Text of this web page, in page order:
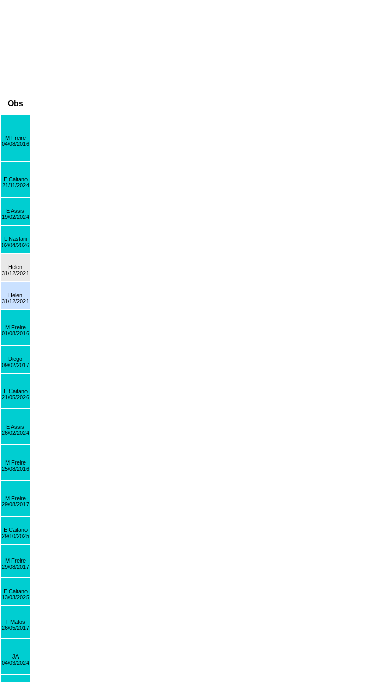
Obs
M Freire
04/08/2016
E Caitano
21/11/2024
E Assis
19/02/2024
L Nastari
02/04/2026
Helen
31/12/2021
Helen
31/12/2021
M Freire
01/08/2016
Diego
09/02/2017
E Caitano
21/05/2026
E Assis
26/02/2024
M Freire
25/08/2016
M Freire
29/08/2017
E Caitano
29/10/2025
M Freire
29/08/2017
E Caitano
13/03/2025
T Matos
26/05/2017
JA
04/03/2024